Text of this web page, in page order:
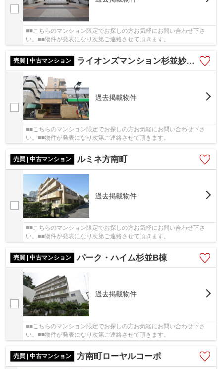
■■こちらのマンション限定でお探しの方お気軽にお問い合わせ下さ
い。■■物件が発表になり次第ご連絡させて頂きます。
売買 | 中古マンション ライオンズマンション杉並妙法寺
過去掲載物件
■■こちらのマンション限定でお探しの方お気軽にお問い合わせ下さ
い。■■物件が発表になり次第ご連絡させて頂きます。
売買 | 中古マンション ルミネ方南町
過去掲載物件
■■こちらのマンション限定でお探しの方お気軽にお問い合わせ下さ
い。■■物件が発表になり次第ご連絡させて頂きます。
売買 | 中古マンション パーク・ハイム杉並B棟
過去掲載物件
■■こちらのマンション限定でお探しの方お気軽にお問い合わせ下さ
い。■■物件が発表になり次第ご連絡させて頂きます。
売買 | 中古マンション 方南町ローヤルコーポ